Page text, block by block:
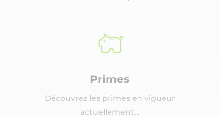
Primes
Découvrez les primes en vigueur
actuellement...